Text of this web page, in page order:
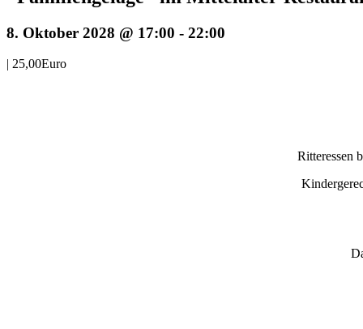
8. Oktober 2028 @ 17:00 - 22:00
| 25,00Euro
Ritteressen